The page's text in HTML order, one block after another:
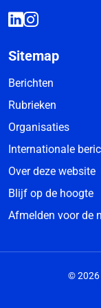
Sitemap
Berichten
Rubrieken
Organisaties
Internationale
Over deze website
Blijf op de hoogte
Afmelden voor de
© 2026